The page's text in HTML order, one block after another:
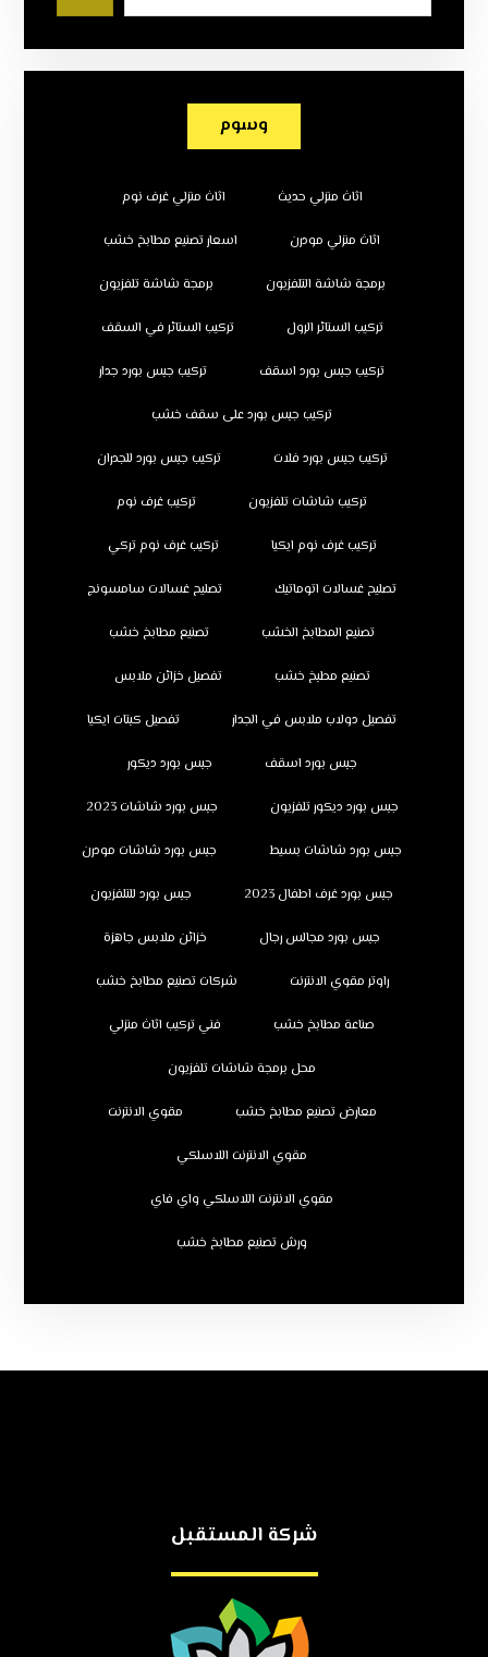
وسوم
اثاث منزلي حديث اثاث منزلي غرف نوم
اثاث منزلي مودرن اسعار تصنيع مطابخ خشب
برمجة شاشة التلفزيون برمجة شاشة تلفزيون
تركيب الستائر الرول تركيب الستائر في السقف
تركيب جبس بورد اسقف تركيب جبس بورد جدار
تركيب جبس بورد على سقف خشب
تركيب جبس بورد فلات تركيب جبس بورد للجدران
تركيب شاشات تلفزيون تركيب غرف نوم
تركيب غرف نوم ايكيا تركيب غرف نوم تركي
تصليح غسالات اتوماتيك تصليح غسالات سامسونج
تصنيع المطابخ الخشب تصنيع مطابخ خشب
تصنيع مطبخ خشب تفصيل خزائن ملابس
تفصيل دولاب ملابس في الجدار تفصيل كبتات ايكيا
جبس بورد اسقف جبس بورد ديكور
جبس بورد ديكور تلفزيون جبس بورد شاشات 2023
جبس بورد شاشات بسيط جبس بورد شاشات مودرن
جبس بورد غرف اطفال 2023 جبس بورد للتلفزيون
جبس بورد مجالس رجال خزائن ملابس جاهزة
راوتر مقوي الانترنت شركات تصنيع مطابخ خشب
صناعة مطابخ خشب فني تركيب اثاث منزلي
محل برمجة شاشات تلفزيون
معارض تصنيع مطابخ خشب مقوي الانترنت
مقوي الانترنت اللاسلكي
مقوي الانترنت اللاسلكي واي فاي
ورش تصنيع مطابخ خشب
شركة المستقبل